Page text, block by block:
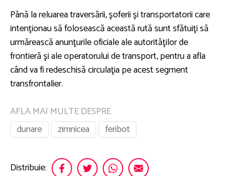
Până la reluarea traversării, şoferii şi transportatorii care
intenţionau să folosească această rută sunt sfătuiţi să
urmărească anunţurile oficiale ale autorităţilor de
frontieră şi ale operatorului de transport, pentru a afla
când va fi redeschisă circulaţia pe acest segment
transfrontalier.
AFLA MAI MULTE DESPRE
dunare
zimnicea feribot
Distribuie: